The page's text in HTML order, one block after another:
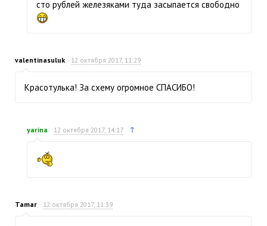
сто рублей железяками туда засыпается свободно
valentinasuluk 12 октября 2017, 11:29
Красотулька! За схему огромное СПАСИБО!
yarina 12 октября 2017, 14:17 ↑
Tamar 12 октября 2017, 11:39